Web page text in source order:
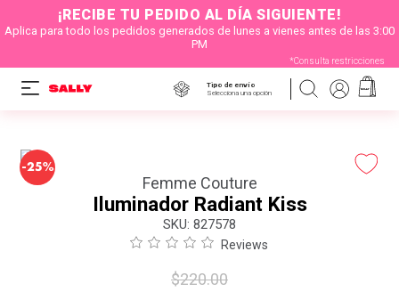
¡RECIBE TU PEDIDO AL DÍA SIGUIENTE!
Aplica para todo los pedidos generados de lunes a vienes antes de las 3:00
PM
*Consulta restricciones
Tipo de envío
Selecciona una opción
-25%
Femme Couture
Iluminador Radiant Kiss
: 827578
Reviews
$220.00